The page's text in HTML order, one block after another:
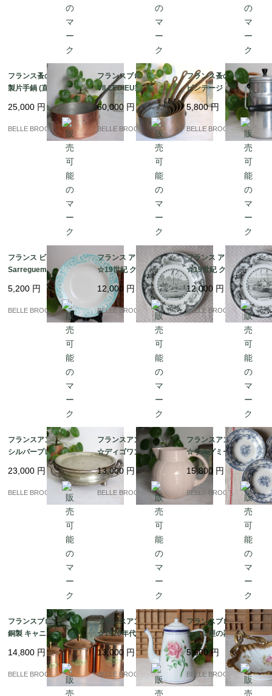
フランス蚤の市発 ★銅
製片手鍋 (直径20cm/深
さ10cm)｜フランス発
送（到着まで2-3週間）
25,000 円
BELLE BROCANTE
フランスブロカント☆
VILLEDIEU製 重厚2m
m厚 銅製片手鍋 5点フ
ルセット 鋳鉄ハンドル
送（到着まで2-3週間）
50,000 円
BELLE BROCANTE
フランス蚤の市より★
ビンテージ アルミ製 ミ
ルクポット（1L表示）
｜フランス発送（到着
まで2-3週間）
5,800円
BELLE BROCANTE
フランス ビンテージ★
Sarreguemines サルグ
ミンヌ Honfleur ターコ
イズブルーの美しいプ
レート/皿｜フランス発
送（到着まで2-3週間）
5,200 円
BELLE BROCANTE
フランス アンティーク
☆19世紀 クレイユ・
エ・モントロー Creil e
t Montereau「La Chas
se au Cerf」Assiette
Parlante｜フランスか
12,000 円
BELLE BROCANTE
フランス アンティーク
☆19世紀 クレイユ・
エ・モントロー Creil e
t Montereau「La Cour
se des Haies」Assiett
e Parlante｜フランス
12,000 円
BELLE BROCANTE
フランスアンティーク/
シルバープレート☆華
麗な装飾ハンドル付き
保温ディッシュ（フー
ドウォーマー）｜フラ
ンス発送（到着まで2-3
23,000 円
BELLE BROCANTE
フランスアンティーク
☆ディゴワン サルグミ
ーヌ ピッチャー |Digoi
n & Sarreguemines パ
ンプキン型 パウダーピ
ンク｜フランス発送
（到着まで2-3週間）
13,000 円
BELLE BROCANTE
フランスアンティーク
☆サルグミーヌ スープ
皿 3枚セット SARREG
UEMINES SERES｜フ
ランス発送（到着まで2
15,800 円
BELLE BROCANTE
フランスブロカント |
銅製 キャニスター3点
セット (THÉ / CAFÉ / S
UCRE) | ヴィンテージ
雑貨｜フランス発送
（到着まで2-3週間）
14,800 円
BELLE BROCANTE
フランスアンティーク
☆1920年代 Japy La R
ose ホーロー コーヒー
ポット、シャビーシッ
クスタイル｜フランス
発送（到着まで2-3週
13,000 円
BELLE BROCANTE
フランスブロカント★
シェル型の器 ハンド
ル付 Maison Barbier｜
フランス発送（到着ま
で2-3週間）
5,600円
BELLE BROCANTE